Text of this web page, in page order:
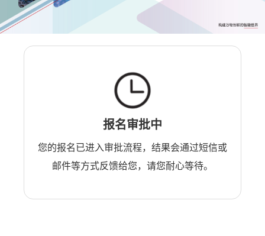
报名审批中
您的报名已进入审批流程，结果会通过短信或
邮件等方式反馈给您，请您耐心等待。